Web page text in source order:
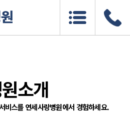
소개
비스를 연세사랑병원에서 경험하세요.